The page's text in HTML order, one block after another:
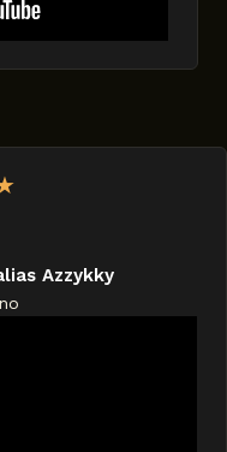
Azzykky